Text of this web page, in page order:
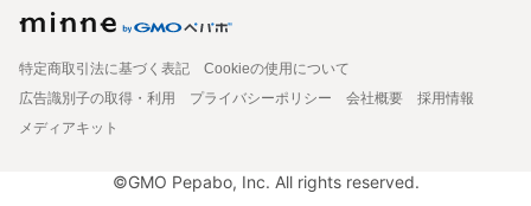
特定商取引法に基づく表記
Cookieの使用について
広告識別子の取得・利用
プライバシーポリシー 会社概要
採用情報
メディアキット
©GMO Pepabo, Inc. All rights reserved.